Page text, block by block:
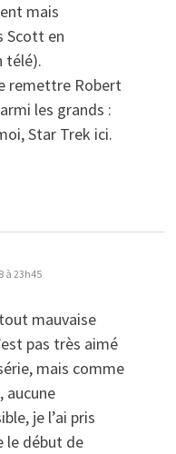
mais
Scott en
télé).
remettre Robert
les grands :
Star Trek ici.
à 23h45
mauvaise
pas très aimé
mais comme
aucune
je l’ai pris
le début de